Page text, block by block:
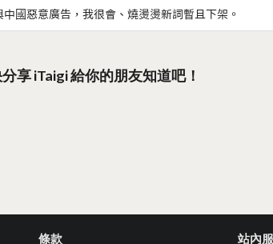
國惡意廣告，我很會、燒燙燙新詞暫且下架。
享 iTaigi 給你的朋友知道吧！
條款 站內